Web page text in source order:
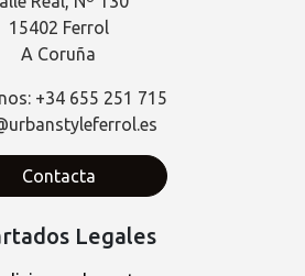
15402 Ferrol
A Coruña
+34 655 251 715
Contacta
Legales